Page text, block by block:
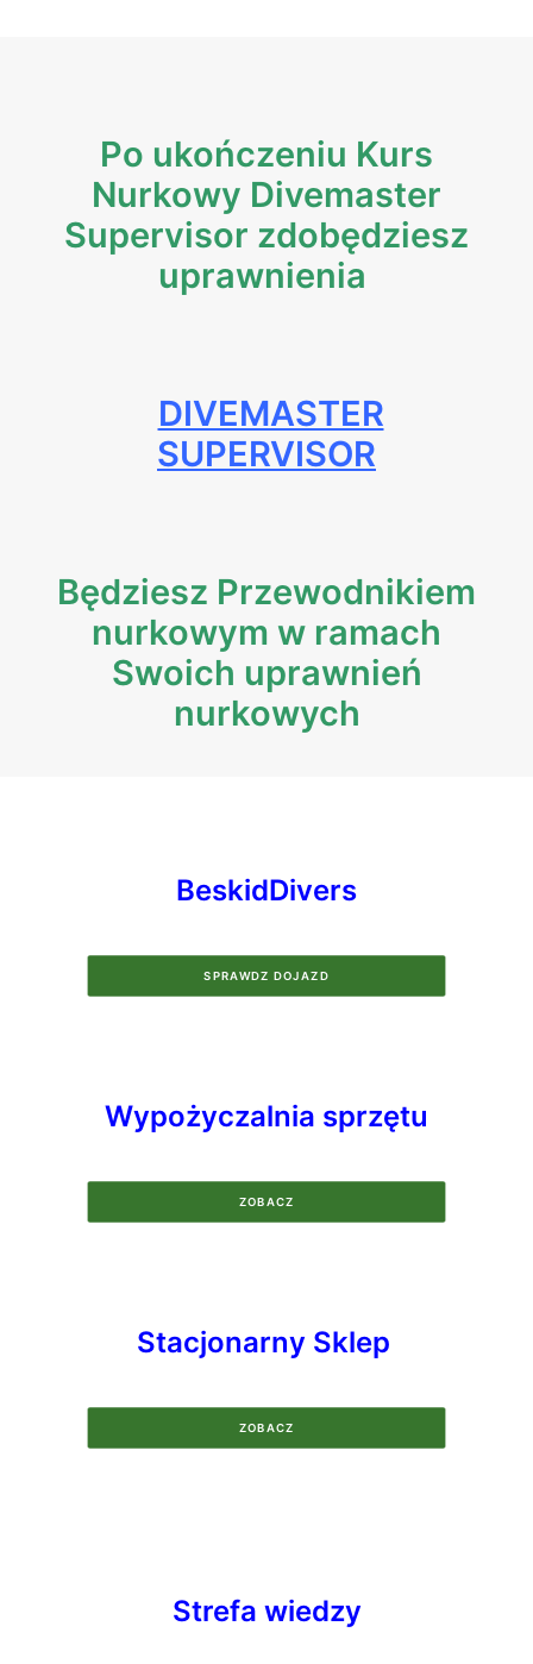
Po ukończeniu Kurs
Nurkowy Divemaster
Supervisor zdobędziesz
uprawnienia
DIVEMASTER
SUPERVISOR
Będziesz Przewodnikiem
nurkowym w ramach
Swoich uprawnień
nurkowych
BeskidDivers
SPRAWDZ DOJAZD
Wypożyczalnia sprzętu
ZOBACZ
Stacjonarny Sklep
ZOBACZ
Strefa wiedzy